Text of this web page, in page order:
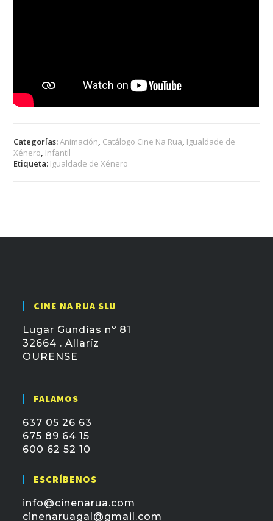
Categorías:Animación, Catálogo Cine Na Rua, Igualdade de
Xénero, Infantil
Etiqueta: Igualdade de Xénero
CINE NA RUA SLU
Lugar Gundias nº 81
32664 . Allaríz
OURENSE
FALAMOS
637 05 26 63
675 89 64 15
600 62 52 10
ESCRÍBENOS
info@cinenarua.com
cinenaruagal@gmail.com